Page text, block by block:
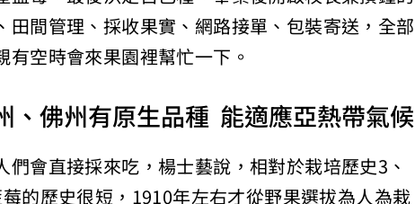
間管理、採收果實、網路接單、包裝寄送，全部
空時會來果園裡幫忙一下。
佛州有原生品種 能適應亞熱帶氣候
會直接採來吃，楊士藝說，相對於栽培歷史3、